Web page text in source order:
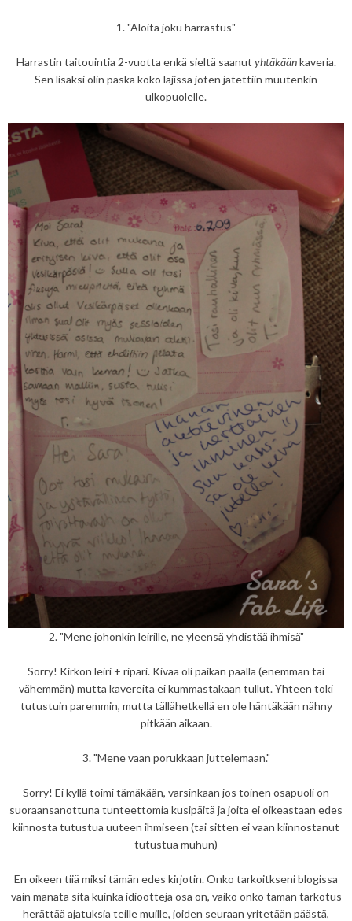
1. "Aloita joku harrastus"
Harrastin taitouintia 2-vuotta enkä sieltä saanut yhtäkäänkaveria.
Sen lisäksi olin paska koko lajissa joten jätettiin muutenkin
ulkopuolelle.
2. "Mene johonkin leirille, ne yleensä yhdistää ihmisä"
Sorry! Kirkon leiri + ripari. Kivaa oli paikan päällä (enemmän tai
vähemmän) mutta kavereita ei kummastakaan tullut. Yhteen toki
tutustuin paremmin, mutta tällähetkellä en ole häntäkään nähny
pitkään aikaan.
3. "Mene vaan porukkaan juttelemaan."
Sorry! Ei kyllä toimi tämäkään, varsinkaan jos toinen osapuoli on
suoraansanottuna tunteettomia kusipäitä ja joita ei oikeastaan edes
kiinnosta tutustua uuteen ihmiseen (tai sitten ei vaan kiinnostanut
tutustua muhun)
En oikeen tiiä miksi tämän edes kirjotin. Onko tarkoitkseni blogissa
vain manata sitä kuinka idiootteja osa on, vaiko onko tämän tarkotus
herättää ajatuksia teille muille, joiden seuraan yritetään päästä,